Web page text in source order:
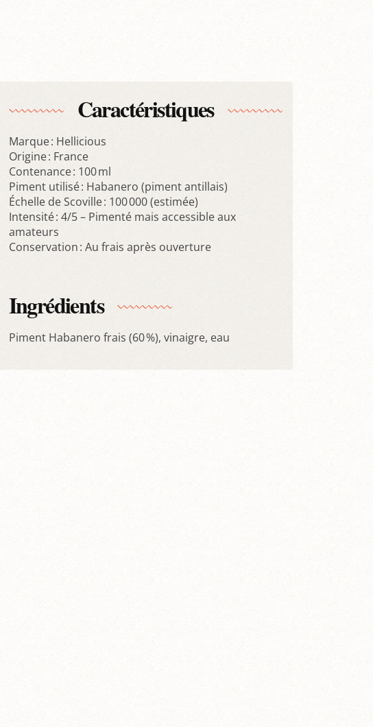
Caractéristiques
Marque : Hellicious
Origine : France
Contenance : 100 ml
Piment utilisé : Habanero (piment antillais)
Échelle de Scoville : 100 000 (estimée)
Intensité : 4/5 – Pimenté mais accessible aux
amateurs
Conservation : Au frais après ouverture
Ingrédients
Piment Habanero frais (60 %), vinaigre, eau